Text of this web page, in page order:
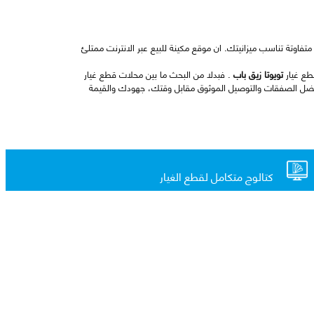
تناسب ميزانيتك. ان موقع مكينة للبيع عبر الانترنت ممتلئ
غيارتويوتا زيق باب . فبدلا من البحث ما بين محلات قطع غيار
الصفقات والتوصيل الموثوق مقابل وقتك، جهودك والقيمة
كتالوج متكامل لقطع الغيار